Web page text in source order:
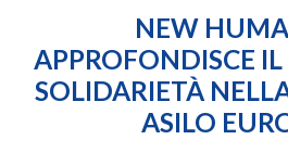
NEW
APPROFONDISCE
SOLIDARIETÀ
ASILO